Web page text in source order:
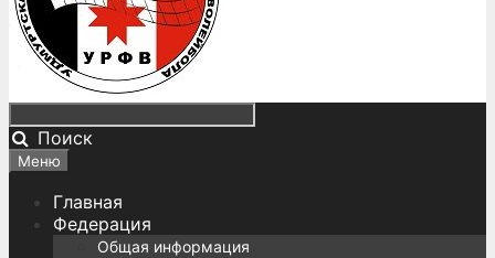
Поиск
Меню
Главная
Федерация
Общая информация